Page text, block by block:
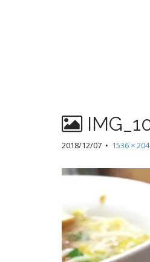
2018/12/07 • 1536 ×